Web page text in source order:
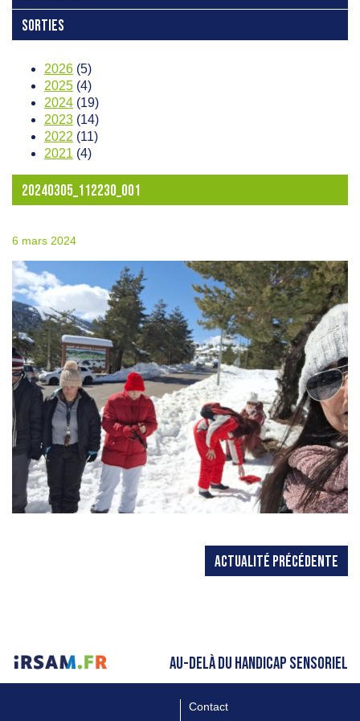
SORTIES
2026 (5)
2025 (4)
2024 (19)
2023 (14)
2022 (11)
2021 (4)
20240305_112230_001
6 mars 2024
ACTUALITÉ PRÉCÉDENTE
AU-DELÀ DU HANDICAP SENSORIEL
Contact